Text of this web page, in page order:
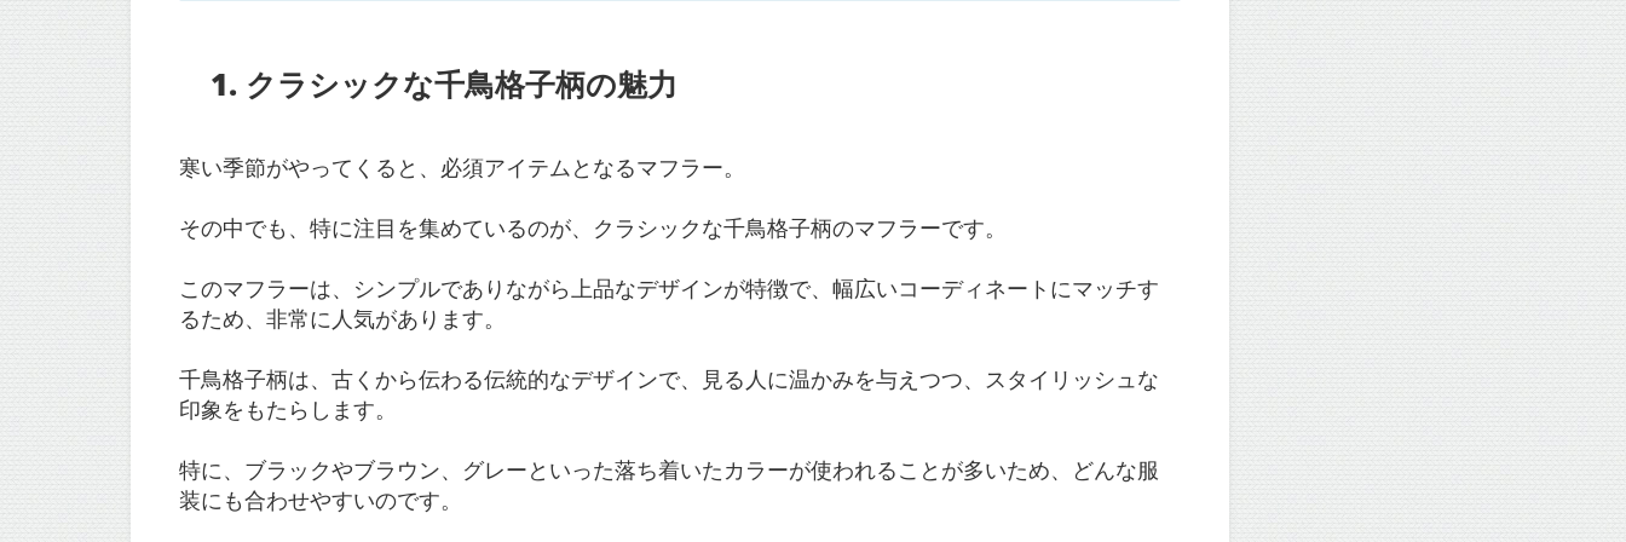
1. クラシックな千鳥格子柄の魅力
寒い季節がやってくると、必須アイテムとなるマフラー。
その中でも、特に注目を集めているのが、クラシックな千鳥格子柄のマフラーです。
このマフラーは、シンプルでありながら上品なデザインが特徴で、幅広いコーディネートにマッチす
るため、非常に人気があります。
千鳥格子柄は、古くから伝わる伝統的なデザインで、見る人に温かみを与えつつ、スタイリッシュな
印象をもたらします。
特に、ブラックやブラウン、グレーといった落ち着いたカラーが使われることが多いため、どんな服
装にも合わせやすいのです。